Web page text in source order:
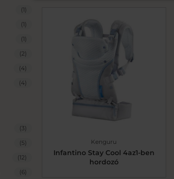
Kenguru
Infantino Stay Cool 4az1-ben
hordozó
(1)
(1)
(1)
(2)
(4)
(4)
(3)
(5)
(12)
(6)